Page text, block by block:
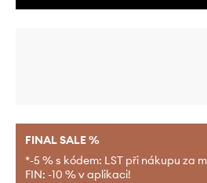
FINAL SALE %
*-5 % s kódem: LST při nákupu za
FIN: -10 % v aplikaci!